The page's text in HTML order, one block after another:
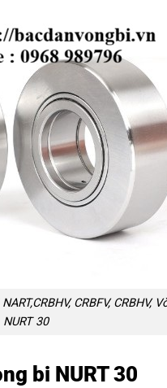
CRBFV, CRBHV,
NURT 30
bi NURT 30